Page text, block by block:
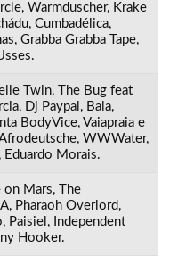
Warmduscher, Krake
Cumbadélica,
Grabba Grabba Tape,
Twin, The Bug feat
Dj Paypal, Bala,
BodyVice, Vaiapraia e
WWWater,
Eduardo Morais.
on Mars, The
Pharaoh Overlord,
Paisiel, Independent
Hooker.